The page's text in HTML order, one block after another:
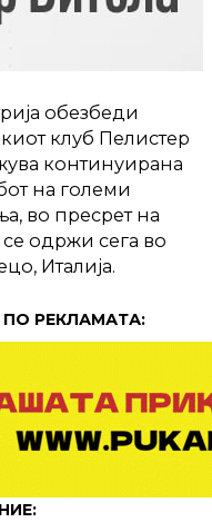
обезбеди
клуб Пелистер
континуирана
на големи
во пресрет на
одржи сега во
Италија.
РЕКЛАМАТА: